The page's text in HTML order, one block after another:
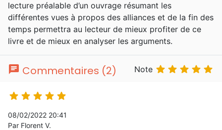
lecture préalable d’un ouvrage résumant les
différentes vues à propos des alliances et de la fin des
temps permettra au lecteur de mieux profiter de ce
livre et de mieux en analyser les arguments.
chat Commentaires (2) Note     
    
08/02/2022 20:41
Par Florent V.